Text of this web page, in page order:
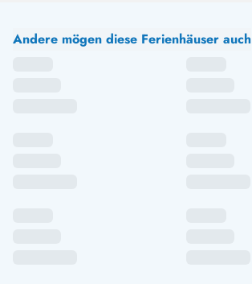
Andere mögen diese Ferienhäuser auch